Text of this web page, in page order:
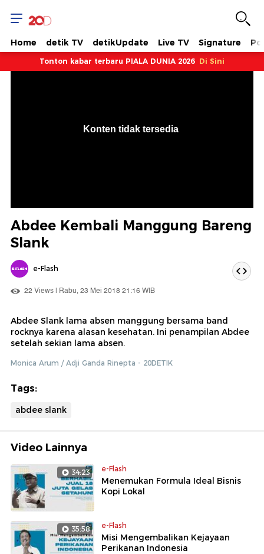
Home detik TV detikUpdate Live TV Signature
Tonton kabar terbaru PIALA DUNIA 2026 Di Sini
Konten tidak tersedia
Abdee Kembali Manggung Bareng
Slank
e-Flash
22 Views | Rabu, 23 Mei 2018 21:16 WIB
Abdee Slank lama absen manggung bersama band
rocknya karena alasan kesehatan. Ini penampilan Abdee
setelah sekian lama absen.
Monica Arum / Adji Ganda Rinepta - 20DETIK
Tags:
abdee slank
Video Lainnya
34:23 e-Flash
Menemukan Formula Ideal Bisnis
Kopi Lokal
35:58 e-Flash
Misi Mengembalikan Kejayaan
Perikanan Indonesia